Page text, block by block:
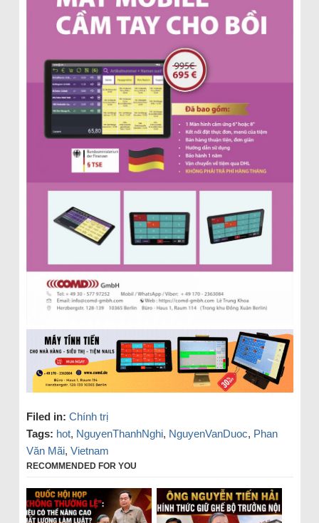
Filed in: Chính trị
Tags: hot, NguyenThanhNghi, NguyenVanDuoc, Phan
Văn Mãi, Vietnam
RECOMMENDED FOR YOU